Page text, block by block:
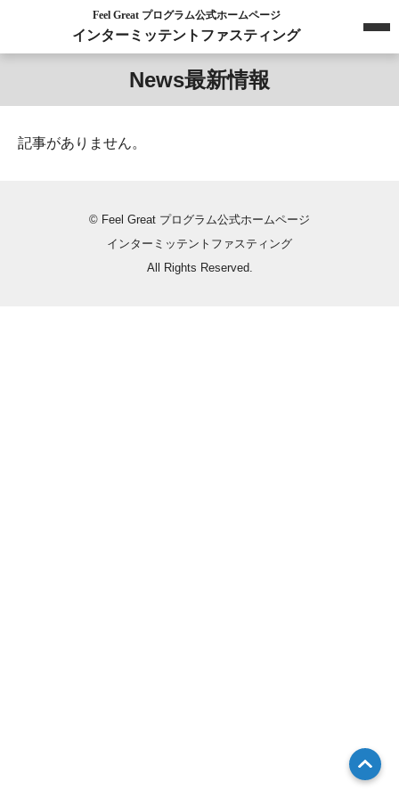
Feel Great プログラム公式ホームページ
インターミッテントファスティング
News最新情報
記事がありません。
© Feel Great プログラム公式ホームページ
インターミッテントファスティング
All Rights Reserved.